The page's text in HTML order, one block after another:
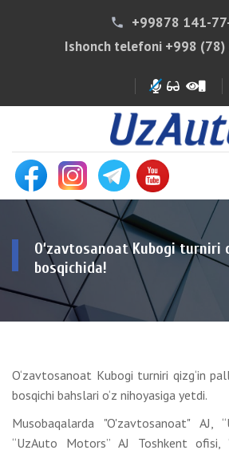
phone
+99878 141-
Ishonch telefoni +998
O‘zavtosanoat Kubogi turniri
bosqichida!
O‘zavtosanoat Kubogi turniri qizg‘in
bosqichi bahslari o‘z nihoyasiga yetdi.
Musobaqalarda "O'zavtosanoat" AJ,
“UzAuto Motors” AJ Toshkent ofisi,